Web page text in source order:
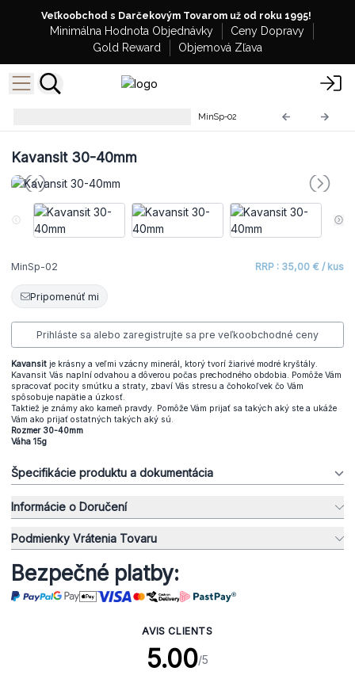
Veľkoobchod s Darčekovým Tovarom už od roku 1995!
Minimálna Hodnota Objednávky
Ceny Dopravy
Gold Reward
Objemová Zľava
MinSp-02
Kavansit 30-40mm
MinSp-02 RRP : 35,00 € / kus
Pripomenúť mi
Prihláste sa alebo zaregistrujte sa pre veľkoobchodné ceny
Kavansit je krásny a veľmi vzácny minerál, ktorý tvorí žiarivé modré kryštály.
Kavansit Vás naplní odvahou a dôverou počas prechodného obdobia. Pomôže Vám
spracovať pocity smútku a straty, zbaví Vás stresu a čohokoľvek čo Vám
spôsobuje napätie a úzkosť.
Taktiež je známy ako kameň pravdy. Pomôže Vám prijať sa takých aký ste a ukáže
Vám ako prijať ostatných takých aký sú.
Rozmer 30-40mm
Váha 15g
Špecifikácie produktu a dokumentácia
Informácie o Doručení
Podmienky Vrátenia Tovaru
Bezpečné platby:
AVIS CLIENTS
5.00/5